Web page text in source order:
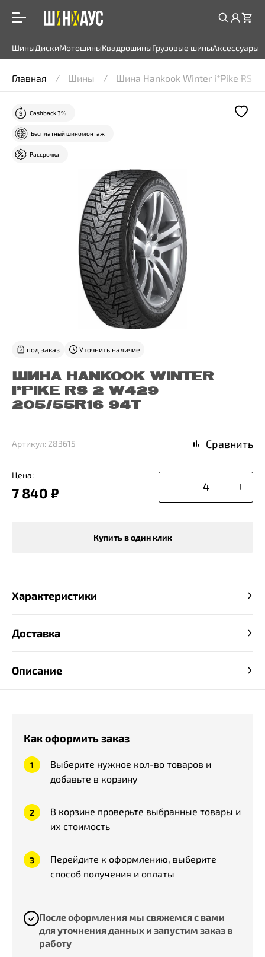
ШиныДискиМотошиныКвадрошиныГрузовые шиныАксессуары
Главная Шины Шина Hankook Winter i*Pike RS 2
Cashback 3%
Бесплатный шиномонтаж
Рассрочка
ШИНА HANKOOK WINTER
I*PIKE RS 2 W429
205/55R16 94T
под заказ Уточнить наличие
Цена:
7 840 ₽
Купить в один клик
Артикул: 283615 Сравнить
Как оформить заказ
Выберите нужное кол-во товаров и
добавьте в корзину
В корзине проверьте выбранные товары и
их стоимость
Перейдите к оформлению, выберите
способ получения и оплаты
После оформления мы свяжемся с вами
для уточнения данных и запустим заказ в
работу
Характеристики
Доставка
Описание